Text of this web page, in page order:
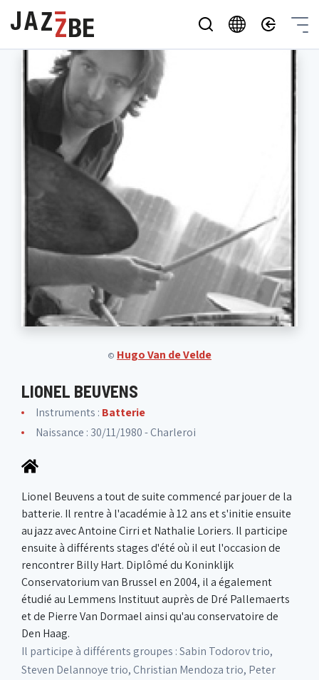
© Hugo Van de Velde
LIONEL BEUVENS
Instruments : Batterie
Naissance : 30/11/1980 - Charleroi
Lionel Beuvens a tout de suite commencé par jouer de la
batterie. Il rentre à l'académie à 12 ans et s'initie ensuite
au jazz avec Antoine Cirri et Nathalie Loriers. Il participe
ensuite à différents stages d'été où il eut l'occasion de
rencontrer Billy Hart. Diplômé du Koninklijk
Conservatorium van Brussel en 2004, il a également
étudié au Lemmens Instituut auprès de Dré Pallemaerts
et de Pierre Van Dormael ainsi qu'au conservatoire de
Den Haag.
Il participe à différents groupes : Sabin Todorov trio,
Steven Delannoye trio, Christian Mendoza trio, Peter